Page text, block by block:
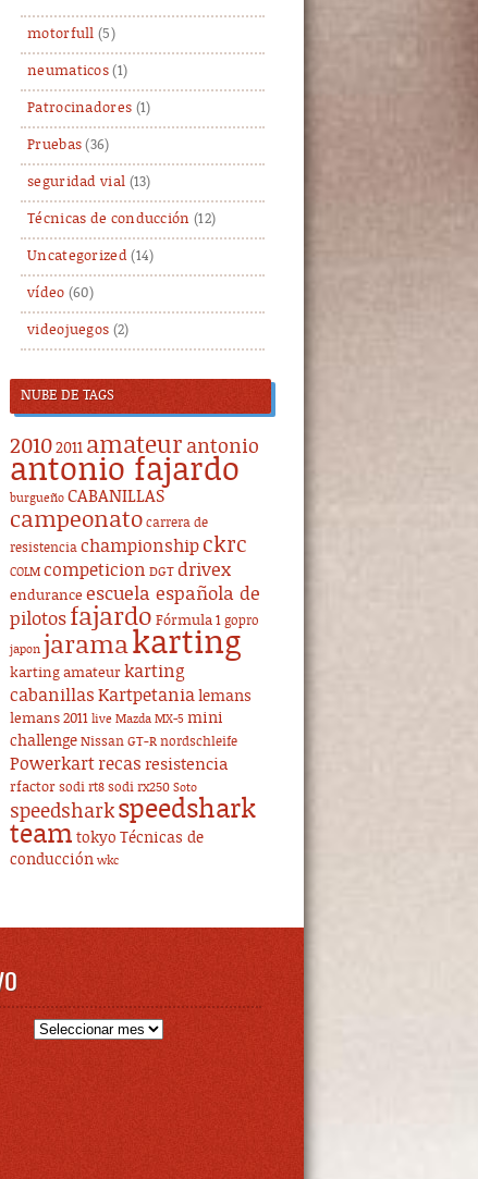
motorfull (5)
neumaticos (1)
Patrocinadores (1)
Pruebas (36)
seguridad vial (13)
Técnicas de conducción (12)
Uncategorized(14)
vídeo (60)
videojuegos (2)
NUBE DE TAGS
20102011 amateur antonio
antonio fajardo
burgueño CABANILLAS
campeonato carrera de
resistencia championship ckrc
COLM competicion DGT drivex
endurance escuela española de
pilotos fajardo Fórmula 1 gopro
japon jaramakarting
karting amateur karting
cabanillas Kartpetanialemans
lemans 2011 live Mazda MX-5 mini
challenge Nissan GT-R nordschleife
Powerkart recas resistencia
rfactor sodi rt8 sodi rx250 Soto
speedshark speedshark
team tokyo Técnicas de
conducción wkc